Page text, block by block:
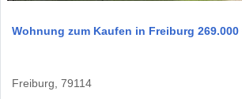
Wohnung zum Kaufen in Freiburg 269.000
Freiburg, 79114